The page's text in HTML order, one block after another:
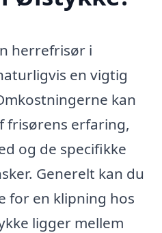
herrefrisør i
en vigtig
kan
erfaring,
og de specifikke
Generelt kan du
for en klipning hos
ligger mellem